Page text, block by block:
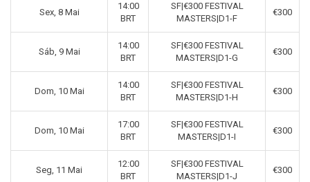
Sex, 8 Mai
14:00
BRT
SF|€300 FESTIVAL
MASTERS|D1-F
€300
Sáb, 9 Mai
14:00
BRT
SF|€300 FESTIVAL
MASTERS|D1-G
€300
Dom, 10 Mai
14:00
BRT
SF|€300 FESTIVAL
MASTERS|D1-H
€300
Dom, 10 Mai
17:00
BRT
SF|€300 FESTIVAL
MASTERS|D1-I
€300
Seg, 11 Mai
12:00
BRT
SF|€300 FESTIVAL
MASTERS|D1-J
€300